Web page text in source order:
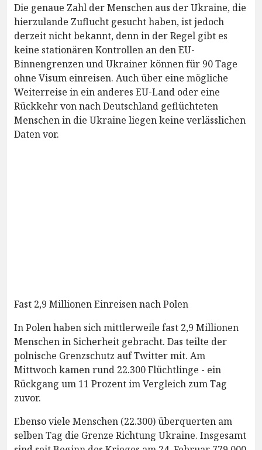
Die genaue Zahl der Menschen aus der Ukraine, die
hierzulande Zuflucht gesucht haben, ist jedoch
derzeit nicht bekannt, denn in der Regel gibt es
keine stationären Kontrollen an den EU-
Binnengrenzen und Ukrainer können für 90 Tage
ohne Visum einreisen. Auch über eine mögliche
Weiterreise in ein anderes EU-Land oder eine
Rückkehr von nach Deutschland geflüchteten
Menschen in die Ukraine liegen keine verlässlichen
Daten vor.
Fast 2,9 Millionen Einreisen nach Polen
In Polen haben sich mittlerweile fast 2,9 Millionen
Menschen in Sicherheit gebracht. Das teilte der
polnische Grenzschutz auf Twitter mit. Am
Mittwoch kamen rund 22.300 Flüchtlinge - ein
Rückgang um 11 Prozent im Vergleich zum Tag
zuvor.
Ebenso viele Menschen (22.300) überquerten am
selben Tag die Grenze Richtung Ukraine. Insgesamt